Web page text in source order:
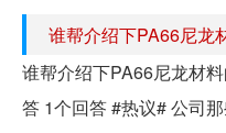
谁帮介绍下PA66尼龙
谁帮介绍下PA66尼龙材
答 1个回答 #热议# 公司